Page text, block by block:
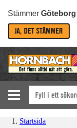
Stämmer Göteborg
JA, DET STÄMMER
Startsida